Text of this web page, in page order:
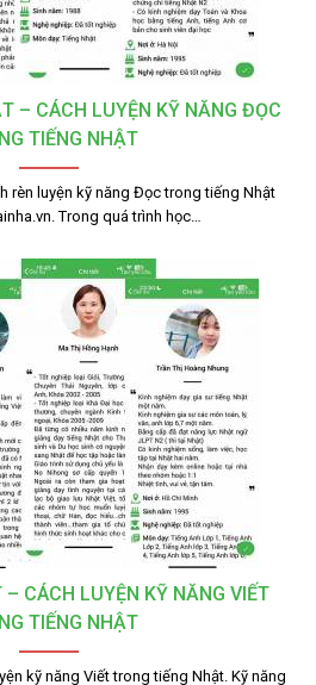
– CÁCH LUYỆN KỸ NĂNG ĐỌC
TIẾNG NHẬT
rèn luyện kỹ năng Đọc trong tiếng Nhật
Trong quá trình học…
– CÁCH LUYỆN KỸ NĂNG VIẾT
TIẾNG NHẬT
kỹ năng Viết trong tiếng Nhật. Kỹ năng